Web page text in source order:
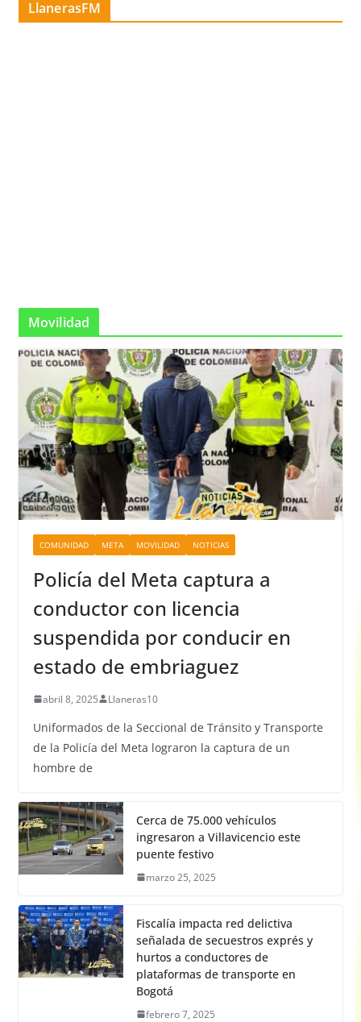
LlanerasFM
Movilidad
COMUNIDAD META MOVILIDAD NOTICIAS
Policía del Meta captura a
conductor con licencia
suspendida por conducir en
estado de embriaguez
abril 8, 2025 Llaneras10
Uniformados de la Seccional de Tránsito y Transporte
de la Policía del Meta lograron la captura de un
hombre de
Cerca de 75.000 vehículos
ingresaron a Villavicencio este
puente festivo
marzo 25, 2025
Fiscalía impacta red delictiva
señalada de secuestros exprés y
hurtos a conductores de
plataformas de transporte en
Bogotá
febrero 7, 2025